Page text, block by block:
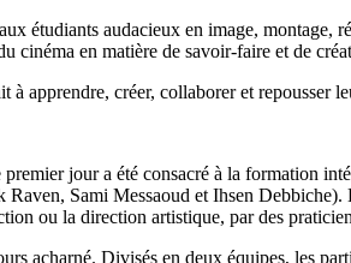
étudiants audacieux en image, montage,
en matière de savoir-faire et de
apprendre, créer, collaborer et repousser
jour a été consacré à la formation
Sami Messaoud et Ihsen Debbiche).
ou la direction artistique, par des
acharné. Divisés en deux équipes, les